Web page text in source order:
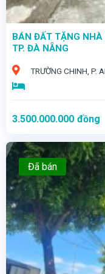
BÁN ĐẤT TẶNG NHÀ
TP. ĐÀ NẴNG
TRƯỜNG CHINH, P.
3.500.000.000 đồng
Đã bán